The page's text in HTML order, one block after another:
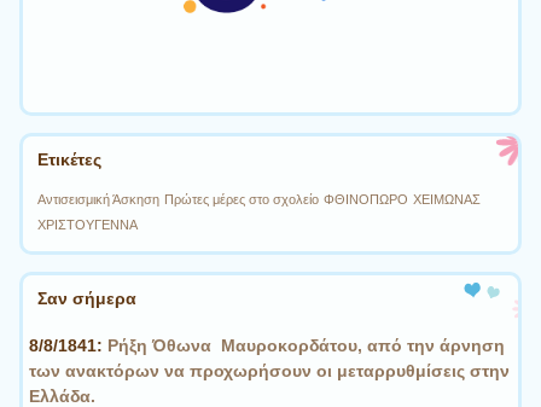
Ετικέτες
Αντισεισμική Άσκηση Πρώτες μέρες στο σχολείο ΦΘΙΝΟΠΩΡΟ ΧΕΙΜΩΝΑΣ
ΧΡΙΣΤΟΥΓΕΝΝΑ
Σαν σήμερα
8/8/1841: Ρήξη Όθωνα  Μαυροκορδάτου, από την άρνηση
των ανακτόρων να προχωρήσουν οι μεταρρυθμίσεις στην
Ελλάδα.